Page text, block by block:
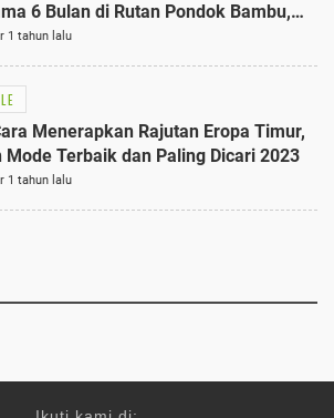
6 Bulan di Rutan Pondok Bambu,
1 tahun lalu
Menerapkan Rajutan Eropa Timur,
Mode Terbaik dan Paling Dicari 2023
1 tahun lalu